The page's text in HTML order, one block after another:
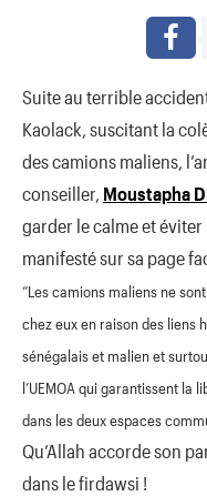
Suite au terrible
Kaolack, suscitant la
des camions maliens,
conseiller, Moustapha
garder le calme et éviter
manifesté sur sa page
“Les camions maliens ne
chez eux en raison des liens
sénégalais et malien et
l’UEMOA qui garantissent la
dans les deux espaces
Qu’Allah accorde son
dans le firdawsi !